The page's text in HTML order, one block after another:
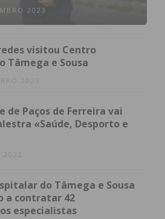
2023
visitou Centro
Tâmega e Sousa
2023
de Paços de Ferreira vai
«Saúde, Desporto e
do Tâmega e Sousa
a contratar 42
especialistas